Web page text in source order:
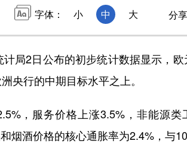
字体： 小 中 大 分
2日公布的初步统计数据显示，欧
央行的中期目标水平之上。
，服务价格上涨3.5%，非能源类
烟酒价格的核心通胀率为2.4%，与10